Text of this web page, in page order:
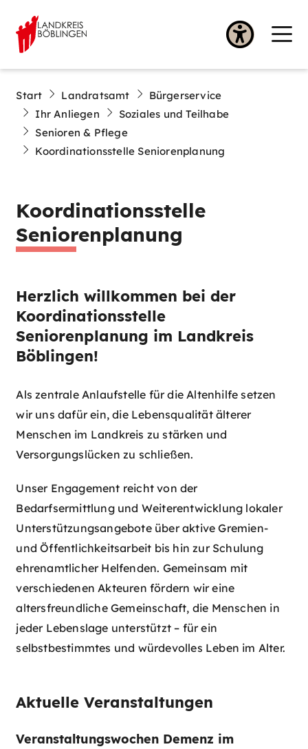
Start Landratsamt
Bürgerservice
Ihr Anliegen
Soziales und Teilhabe
Senioren & Pflege
Koordinationsstelle Seniorenplanung
Koordinationsstelle
Seniorenplanung
Herzlich willkommen bei der
Koordinationsstelle
Seniorenplanung im Landkreis
Böblingen!
Als zentrale Anlaufstelle für die Altenhilfe setzen
wir uns dafür ein, die Lebensqualität älterer
Menschen im Landkreis zu stärken und
Versorgungslücken zu schließen.
Unser Engagement reicht von der
Bedarfsermittlung und Weiterentwicklung lokaler
Unterstützungsangebote über aktive Gremien-
und Öffentlichkeitsarbeit bis hin zur Schulung
ehrenamtlicher Helfenden. Gemeinsam mit
verschiedenen Akteuren fördern wir eine
altersfreundliche Gemeinschaft, die Menschen in
jeder Lebenslage unterstützt – für ein
selbstbestimmtes und würdevolles Leben im Alter.
Aktuelle Veranstaltungen
Veranstaltungswochen Demenz im